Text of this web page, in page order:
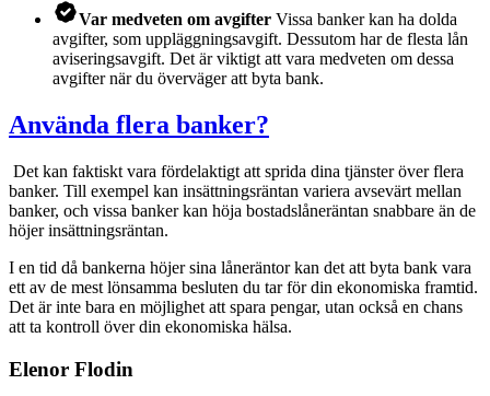
Var medveten om avgifter Vissa banker kan ha dolda
avgifter, som uppläggningsavgift. Dessutom har de flesta lån
aviseringsavgift. Det är viktigt att vara medveten om dessa
avgifter när du överväger att byta bank.
Använda flera banker?
Det kan faktiskt vara fördelaktigt att sprida dina tjänster över flera
banker. Till exempel kan insättningsräntan variera avsevärt mellan
banker, och vissa banker kan höja bostadslåneräntan snabbare än de
höjer insättningsräntan.
I en tid då bankerna höjer sina låneräntor kan det att byta bank vara
ett av de mest lönsamma besluten du tar för din ekonomiska framtid.
Det är inte bara en möjlighet att spara pengar, utan också en chans
att ta kontroll över din ekonomiska hälsa.
Elenor Flodin